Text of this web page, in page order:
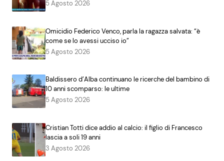
5 Agosto 2026
Omicidio Federico Venco, parla la ragazza salvata: “è
come se lo avessi ucciso io”
5 Agosto 2026
Baldissero d’Alba continuano le ricerche del bambino di
10 anni scomparso: le ultime
5 Agosto 2026
Cristian Totti dice addio al calcio: il figlio di Francesco
lascia a soli 19 anni
3 Agosto 2026